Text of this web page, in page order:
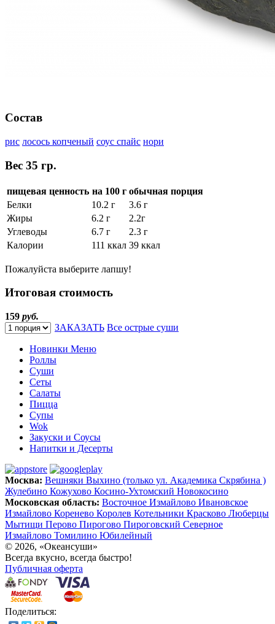
Состав
рис лосось копченый соус спайс нори
Вес 35 гр.
пищевая ценность на 100 г обычная порция
Белки
10.2 г
3.6 г
Жиры
6.2 г
2.2г
Углеводы
6.7 г
2.3 г
Калории
111 ккал 39 ккал
Пожалуйста выберите лапшу!
Итоговая стоимость
159 руб.
ЗАКАЗАТЬ Все острые суши
Новинки Меню
Роллы
Суши
Сеты
Салаты
Пицца
Супы
Wok
Закуски и Соусы
Напитки и Десерты
Москва: Вешняки Выхино (только ул. Академика Скрябина )
Жулебино Кожухово Косино-Ухтомский Новокосино
Московская область: Восточное Измайлово Ивановское
Измайлово Коренево Королев Котельники Красково Люберцы
Мытищи Перово Пирогово Пироговский Северное
Измайлово Томилино Юбилейный
© 2026, «Океансуши»
Всегда вкусно, всегда быстро!
Публичная оферта
Поделиться: